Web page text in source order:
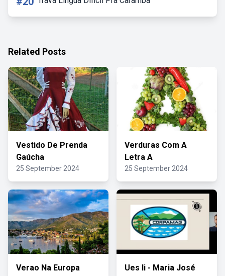
Related Posts
Vestido De Prenda
Gaúcha
25 September 2024
Verduras Com A
Letra A
25 September 2024
Verao Na Europa
Ues Ii - Maria José